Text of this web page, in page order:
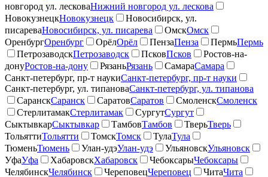
новгород ул. лесковаНижний новгород ул. лескова
НовокузнецкНовокузнецк
Новосибирск, ул.
писареваНовосибирск, ул. писарева ОмскОмск
ОренбургОренбург ОрёлОрёл ПензаПенза ПермьПермь
ПетрозаводскПетрозаводск ПсковПсков
Ростов-на-
донуРостов-на-дону РязаньРязань СамараСамара
Санкт-петербург, пр-т наукиСанкт-петербург, пр-т науки
Санкт-петербург, ул. типановаСанкт-петербург, ул. типанова
СаранскСаранск СаратовСаратов СмоленскСмоленск
СтерлитамакСтерлитамак СургутСургут
СыктывкарСыктывкар ТамбовТамбов ТверьТверь
ТольяттиТольятти ТомскТомск ТулаТула
ТюменьТюмень Улан-удэУлан-удэ УльяновскУльяновск
УфаУфа ХабаровскХабаровск ЧебоксарыЧебоксары
ЧелябинскЧелябинск ЧереповецЧереповец ЧитаЧита